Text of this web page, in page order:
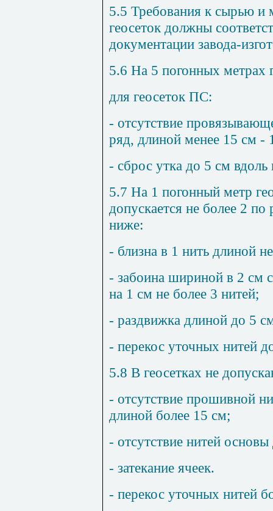
5.5 Требования к сырью и
геосеток должны
документации завода-
5.6 На 5 погонных метрах
для геосеток ПС:
- отсутствие
ряд, длиной менее 15 см -
- сброс утка до 5 см вдоль
5.7 На 1 погонный метр
допускается не более 2
ниже:
- близна в 1 нить длиной
- забоина шириной в 2 см
на 1 см не более 3 нитей;
- раздвижка длиной до 5
- перекос уточных нитей
5.8 В геосетках не
- отсутствие прошивной
длиной более 15 см;
- отсутствие нитей
- затекание ячеек.
- перекос уточных нитей